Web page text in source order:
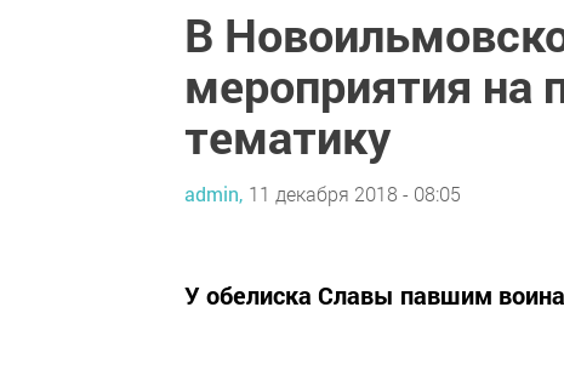
В
мероприятия на
тематику
admin, 11 декабря 2018 - 08:05
У обелиска Славы павшим